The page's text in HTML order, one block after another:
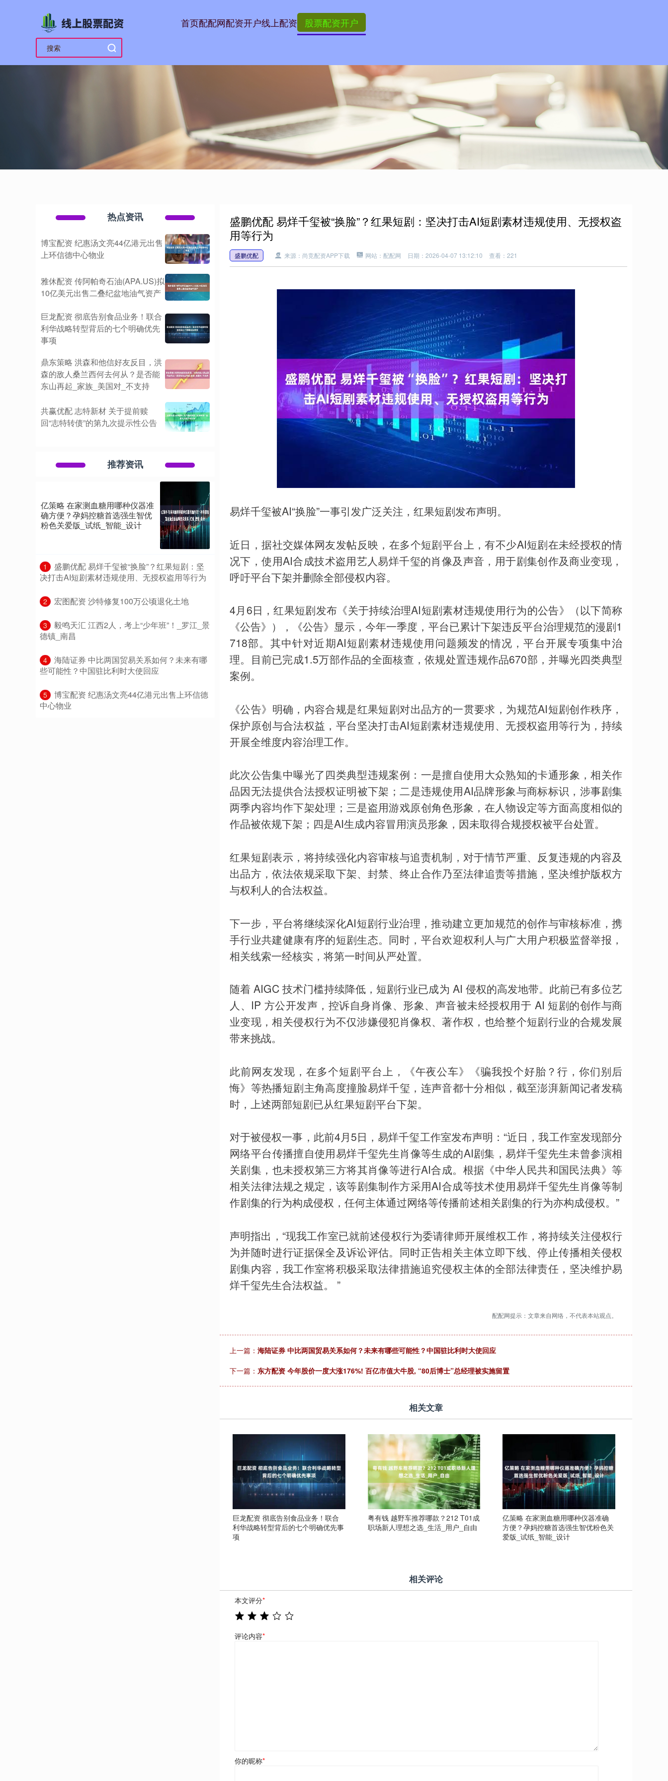
首页配配网配资开户线上配资 股票配资开户
盛鹏优配 易烊千玺被“换脸”？红果短剧：坚决打击AI短剧素材违规使用、无授权盗
用等行为
盛鹏优配 来源：尚竞配资APP下载 网站：配配网 日期：2026-04-07 13:12:10 查看：221
易烊千玺被AI“换脸”一事引发广泛关注，红果短剧发布声明。
近日，据社交媒体网友发帖反映，在多个短剧平台上，有不少AI短剧在未经授权的情
况下，使用AI合成技术盗用艺人易烊千玺的肖像及声音，用于剧集创作及商业变现，
呼吁平台下架并删除全部侵权内容。
4月6日，红果短剧发布《关于持续治理AI短剧素材违规使用行为的公告》（以下简称
《公告》），《公告》显示，今年一季度，平台已累计下架违反平台治理规范的漫剧1
718部。其中针对近期AI短剧素材违规使用问题频发的情况，平台开展专项集中治
理。目前已完成1.5万部作品的全面核查，依规处置违规作品670部，并曝光四类典型
案例。
《公告》明确，内容合规是红果短剧对出品方的一贯要求，为规范AI短剧创作秩序，
保护原创与合法权益，平台坚决打击AI短剧素材违规使用、无授权盗用等行为，持续
开展全维度内容治理工作。
此次公告集中曝光了四类典型违规案例：一是擅自使用大众熟知的卡通形象，相关作
品因无法提供合法授权证明被下架；二是违规使用AI品牌形象与商标标识，涉事剧集
两季内容均作下架处理；三是盗用游戏原创角色形象，在人物设定等方面高度相似的
作品被依规下架；四是AI生成内容冒用演员形象，因未取得合规授权被平台处置。
红果短剧表示，将持续强化内容审核与追责机制，对于情节严重、反复违规的内容及
出品方，依法依规采取下架、封禁、终止合作乃至法律追责等措施，坚决维护版权方
与权利人的合法权益。
下一步，平台将继续深化AI短剧行业治理，推动建立更加规范的创作与审核标准，携
手行业共建健康有序的短剧生态。同时，平台欢迎权利人与广大用户积极监督举报，
相关线索一经核实，将第一时间从严处置。
随着 AIGC 技术门槛持续降低，短剧行业已成为 AI 侵权的高发地带。此前已有多位艺
人、IP 方公开发声，控诉自身肖像、形象、声音被未经授权用于 AI 短剧的创作与商
业变现，相关侵权行为不仅涉嫌侵犯肖像权、著作权，也给整个短剧行业的合规发展
带来挑战。
此前网友发现，在多个短剧平台上，《午夜公车》《骗我投个好胎？行，你们别后
悔》等热播短剧主角高度撞脸易烊千玺，连声音都十分相似，截至澎湃新闻记者发稿
时，上述两部短剧已从红果短剧平台下架。
对于被侵权一事，此前4月5日，易烊千玺工作室发布声明：“近日，我工作室发现部分
网络平台传播擅自使用易烊千玺先生肖像等生成的AI剧集，易烊千玺先生未曾参演相
关剧集，也未授权第三方将其肖像等进行AI合成。根据《中华人民共和国民法典》等
相关法律法规之规定，该等剧集制作方采用AI合成等技术使用易烊千玺先生肖像等制
作剧集的行为构成侵权，任何主体通过网络等传播前述相关剧集的行为亦构成侵权。”
声明指出，“现我工作室已就前述侵权行为委请律师开展维权工作，将持续关注侵权行
为并随时进行证据保全及诉讼评估。同时正告相关主体立即下线、停止传播相关侵权
剧集内容，我工作室将积极采取法律措施追究侵权主体的全部法律责任，坚决维护易
烊千玺先生合法权益。 ”
配配网提示：文章来自网络，不代表本站观点。
上一篇： 海陆证券 中比两国贸易关系如何？未来有哪些可能性？中国驻比利时大使回应
下一篇： 东方配资 今年股价一度大涨176%! 百亿市值大牛股, “80后博士”总经理被实施留置
相关文章
巨龙配资 彻底告别食品业务！联合
利华战略转型背后的七个明确优先事
项
粤有钱 越野车推荐哪款？212 T01成
职场新人理想之选_生活_用户_自由
亿策略 在家测血糖用哪种仪器准确
方便？孕妈控糖首选强生智优粉色关
爱版_试纸_智能_设计
相关评论
本文评分*
评论内容*
你的昵称*
热点资讯
博宝配资 纪惠汤文亮44亿港元出售
上环信德中心物业
雅休配资 传阿帕奇石油(APA.US)拟
10亿美元出售二叠纪盆地油气资产
巨龙配资 彻底告别食品业务！联合
利华战略转型背后的七个明确优先
事项
鼎东策略 洪森和他信好友反目，洪
森的敌人桑兰西何去何从？是否能
东山再起_家族_美国对_不支持
共赢优配 志特新材 关于提前赎
回“志特转债”的第九次提示性公告
推荐资讯
亿策略 在家测血糖用哪种仪器准
确方便？孕妈控糖首选强生智优
粉色关爱版_试纸_智能_设计
1
​盛鹏优配 易烊千玺被“换脸”？红果短剧：坚
决打击AI短剧素材违规使用、无授权盗用等行为
2 ​宏图配资 沙特修复100万公顷退化土地
3
​毅鸣天汇 江西2人，考上“少年班”！_罗江_景
德镇_南昌
4
​海陆证券 中比两国贸易关系如何？未来有哪
些可能性？中国驻比利时大使回应
5
​博宝配资 纪惠汤文亮44亿港元出售上环信德
中心物业